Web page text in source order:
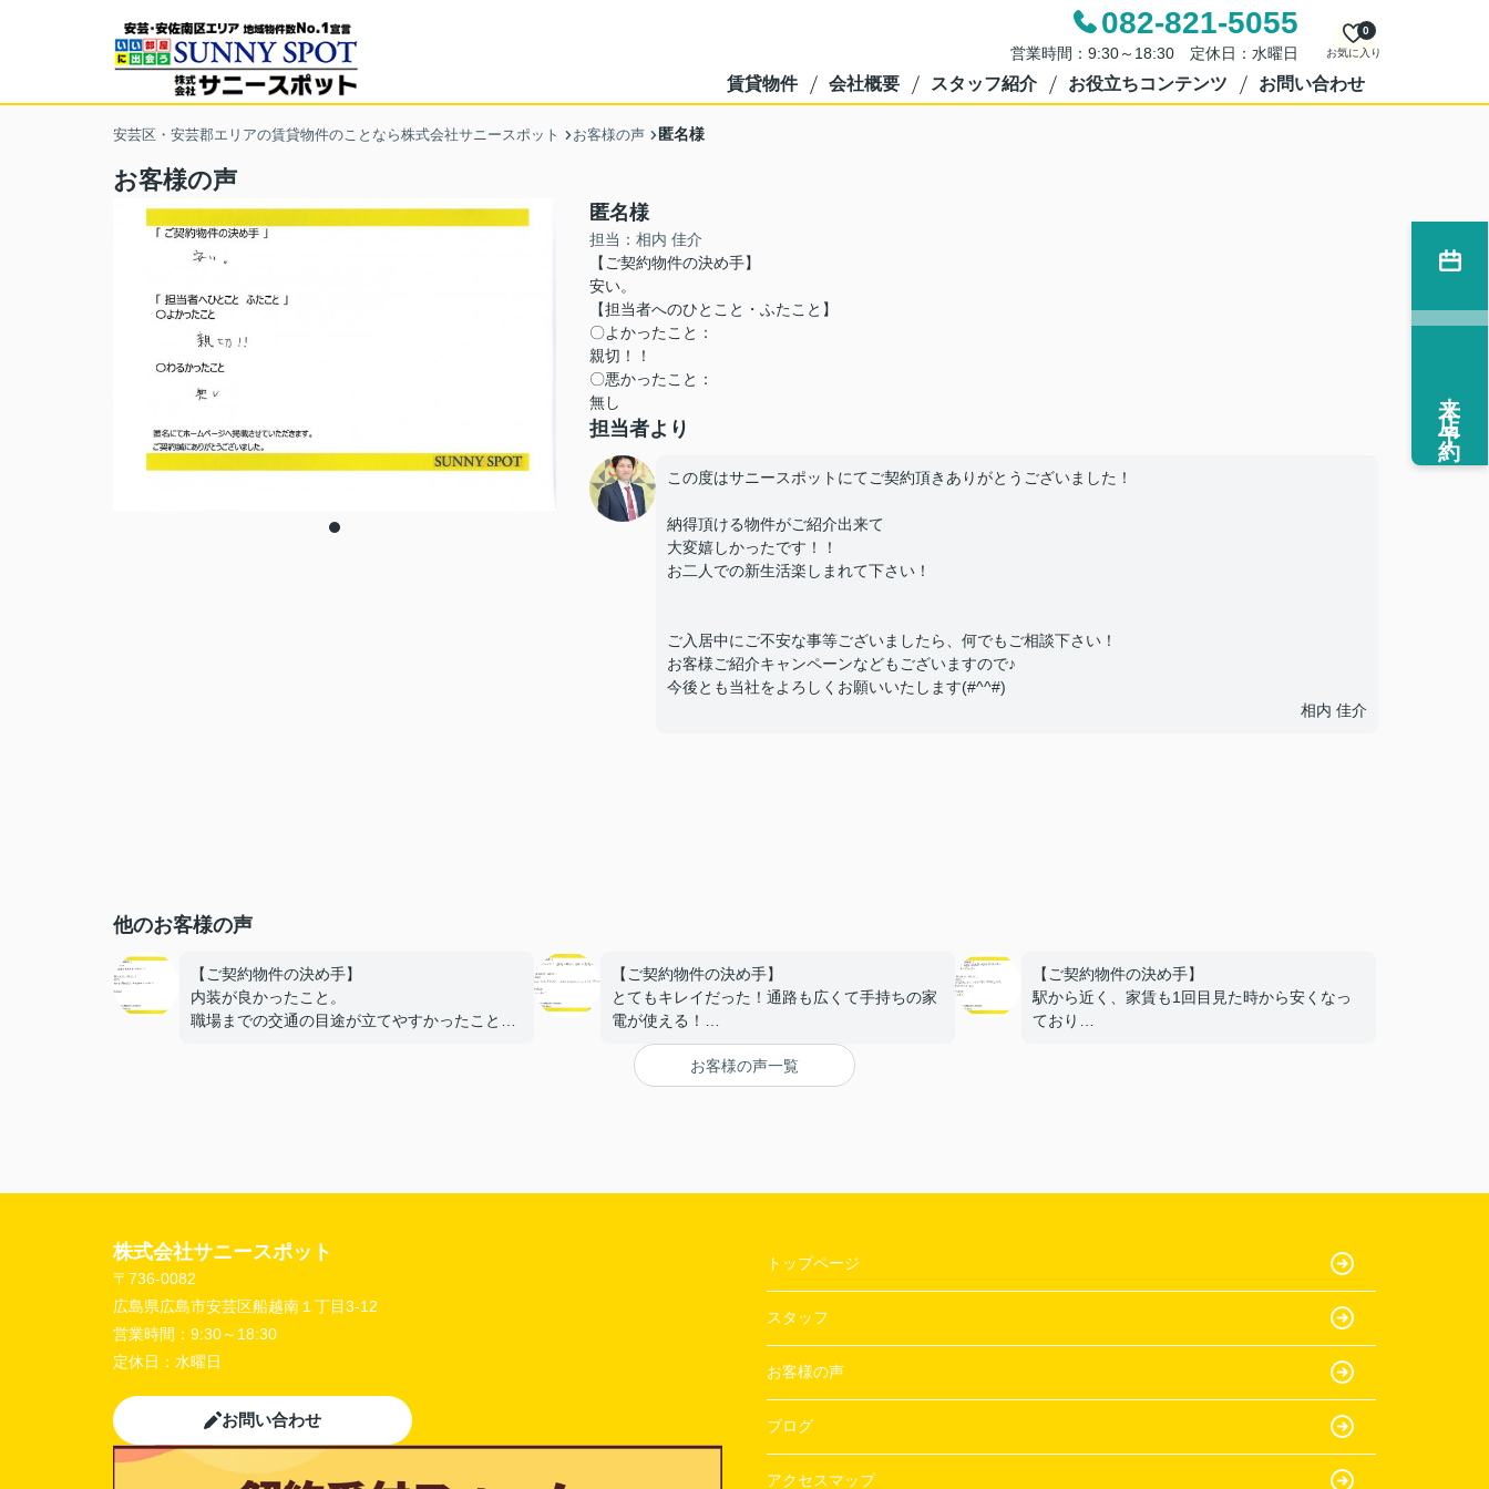
082-821-5055
営業時間：9:30～18:30 定休日：水曜日 お気に入り
0
賃貸物件 会社概要 スタッフ紹介 お役立ちコンテンツ お問い合わせ
安芸区・安芸郡エリアの賃貸物件のことなら株式会社サニースポット お客様の声 匿名様
お客様の声
匿名様
担当：相内 佳介
【ご契約物件の決め手】
安い。
【担当者へのひとこと・ふたこと】
〇よかったこと：
親切！！
〇悪かったこと：
無し
担当者より
この度はサニースポットにてご契約頂きありがとうございました！
納得頂ける物件がご紹介出来て
大変嬉しかったです！！
お二人での新生活楽しまれて下さい！
ご入居中にご不安な事等ございましたら、何でもご相談下さい！
お客様ご紹介キャンペーンなどもございますので♪
今後とも当社をよろしくお願いいたします(#^^#)
相内 佳介
他のお客様の声
【ご契約物件の決め手】
内装が良かったこと。
職場までの交通の目途が立てやすかったこと。
【ご契約物件の決め手】
とてもキレイだった！通路も広くて手持ちの家
電が使える！
【担当者へのひとこと・ふたこと】
〇よかったこと：
対応がとてもやわらかく、不なれな私たちにと
【ご契約物件の決め手】
駅から近く、家賃も1回目見た時から安くなっ
ており
お客様の声一覧
来店予約
株式会社サニースポット
〒736-0082
広島県広島市安芸区船越南１丁目3-12
営業時間： 9:30～18:30
定休日： 水曜日
お問い合わせ
トップページ
スタッフ
お客様の声
ブログ
アクセスマップ